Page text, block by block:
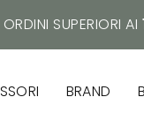
ORDINI SUPERIORI AI
BRAND